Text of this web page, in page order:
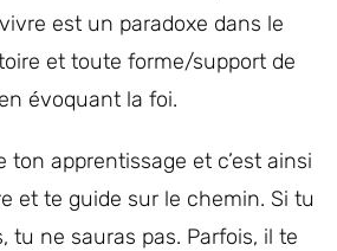
est un paradoxe dans le
et toute forme/support de
évoquant la foi.
ton apprentissage et c’est ainsi
et te guide sur le chemin. Si tu
tu ne sauras pas. Parfois, il te